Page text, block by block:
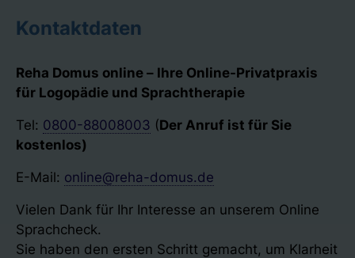
Kontaktdaten
Reha Domus online – Ihre Online-Privatpraxis
für Logopädie und Sprachtherapie
Tel: 0800-88008003 (Der Anruf ist für Sie
kostenlos)
E-Mail: online@reha-domus.de
Vielen Dank für Ihr Interesse an unserem Online
Sprachcheck.
Sie haben den ersten Schritt gemacht, um Klarheit